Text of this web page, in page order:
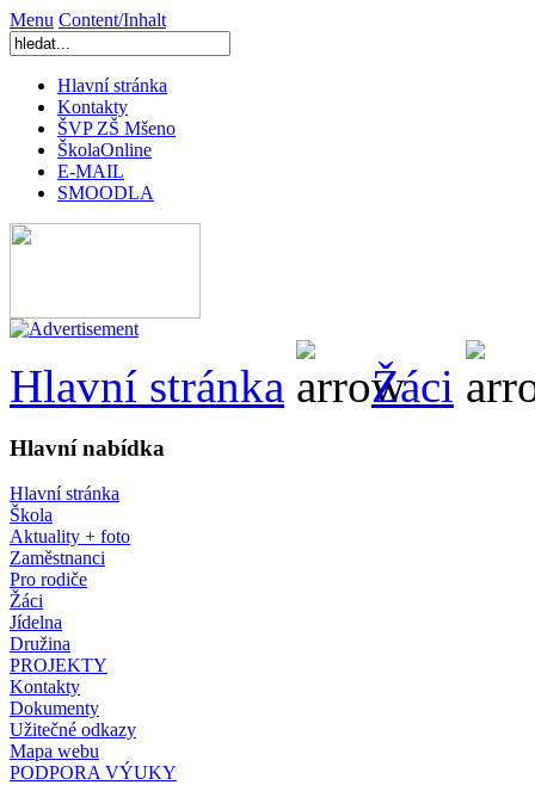
Menu Content/Inhalt
Hlavní stránka
Kontakty
ŠVP ZŠ Mšeno
ŠkolaOnline
E-MAIL
SMOODLA
Hlavní stránka Žáci
Hlavní nabídka
Hlavní stránka
Škola
Aktuality + foto
Zaměstnanci
Pro rodiče
Žáci
Jídelna
Družina
PROJEKTY
Kontakty
Dokumenty
Užitečné odkazy
Mapa webu
PODPORA VÝUKY